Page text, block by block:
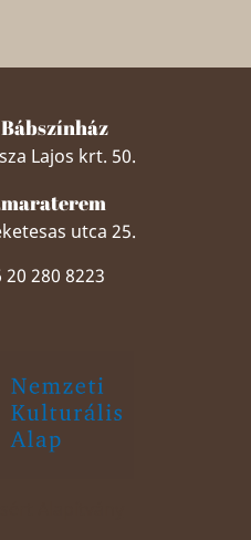
Lajos krt. 50.
utca 25.
280 8223